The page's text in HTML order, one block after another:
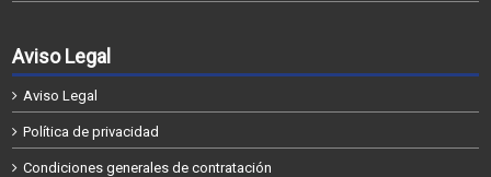
Aviso Legal
Aviso Legal
Política de privacidad
Condiciones generales de contratación